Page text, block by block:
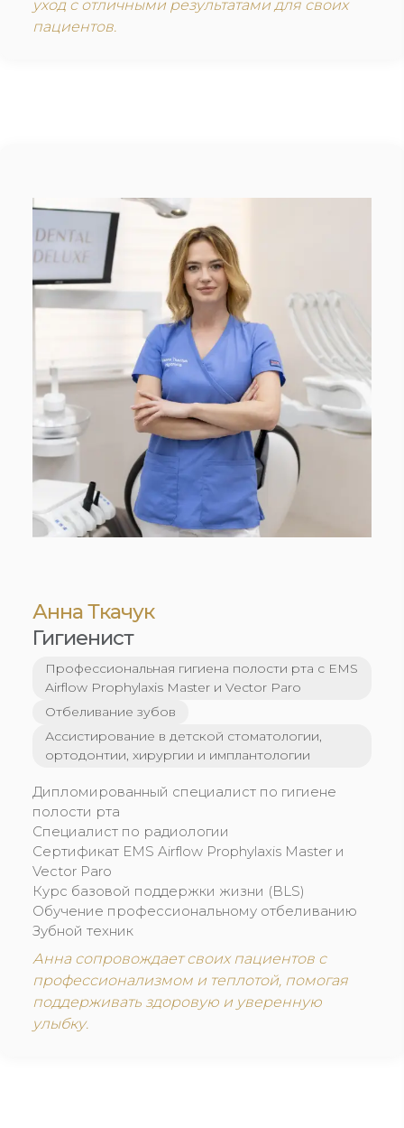
уход с отличными результатами для своих
пациентов.
Анна Ткачук
Гигиенист
Профессиональная гигиена полости рта с EMS
Airflow Prophylaxis Master и Vector Paro
Отбеливание зубов
Ассистирование в детской стоматологии,
ортодонтии, хирургии и имплантологии
Дипломированный специалист по гигиене
полости рта
Специалист по радиологии
Сертификат EMS Airflow Prophylaxis Master и
Vector Paro
Курс базовой поддержки жизни (BLS)
Обучение профессиональному отбеливанию
Зубной техник
Анна сопровождает своих пациентов с
профессионализмом и теплотой, помогая
поддерживать здоровую и уверенную
улыбку.